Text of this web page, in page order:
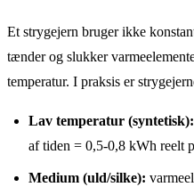
Et strygejern bruger ikke
tænder og slukker
temperatur. I praksis er
Lav temperatur (syntetisk):
af tiden = 0,5-0,8 kWh reelt
Medium (uld/silke):